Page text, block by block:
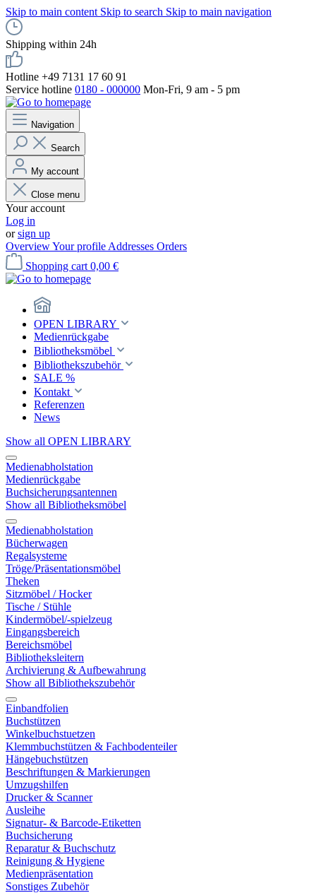
Skip to main content Skip to search Skip to main navigation
Shipping within 24h
Hotline +49 7131 17 60 91
Service hotline 0180 - 000000 Mon-Fri, 9 am - 5 pm
Navigation
Search
My account
Close menu
Your account
Log in
orsign up
OverviewYour profile Addresses Orders
Shopping cart 0,00 €
OPEN LIBRARY
Medienrückgabe
Bibliotheksmöbel
Bibliothekszubehör
SALE %
Kontakt
Referenzen
News
Show all OPEN LIBRARY
Medienabholstation
Medienrückgabe
Buchsicherungsantennen
Show all Bibliotheksmöbel
Medienabholstation
Bücherwagen
Regalsysteme
Tröge/Präsentationsmöbel
Theken
Sitzmöbel / Hocker
Tische / Stühle
Kindermöbel/-spielzeug
Eingangsbereich
Bereichsmöbel
Bibliotheksleitern
Archivierung & Aufbewahrung
Show all Bibliothekszubehör
Einbandfolien
Buchstützen
Winkelbuchstuetzen
Klemmbuchstützen & Fachbodenteiler
Hängebuchstützen
Beschriftungen & Markierungen
Umzugshilfen
Drucker & Scanner
Ausleihe
Signatur- & Barcode-Etiketten
Buchsicherung
Reparatur & Buchschutz
Reinigung & Hygiene
Medienpräsentation
Sonstiges Zubehör